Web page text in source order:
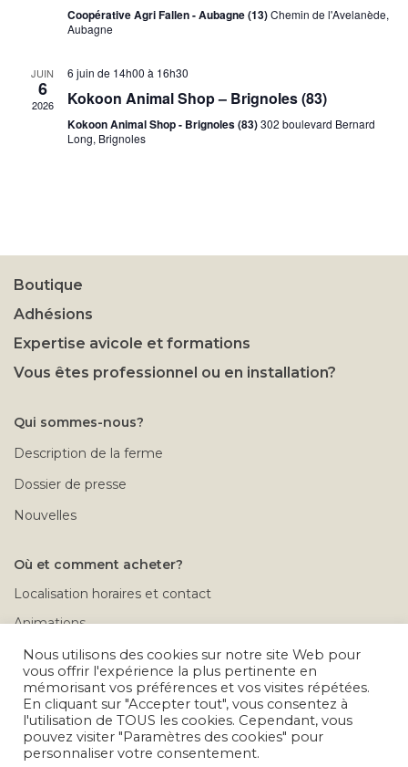
Coopérative Agri Fallen - Aubagne (13)Chemin de l'Avelanède,
Aubagne
JUIN
6
2026
6 juin de 14h00 à 16h30
Kokoon Animal Shop – Brignoles (83)
Kokoon Animal Shop - Brignoles (83)302 boulevard Bernard
Long, Brignoles
Boutique
Adhésions
Expertise avicole et formations
Vous êtes professionnel ou en installation?
Qui sommes-nous?
Description de la ferme
Dossier de presse
Nouvelles
Où et comment acheter?
Localisation horaires et contact
Animations
Rendez-vous à la ferme
Conditions de vente
Calendrier des déplacements
Problèmes après achat
Nous utilisons des cookies sur notre site Web pour
vous offrir l'expérience la plus pertinente en
mémorisant vos préférences et vos visites répétées.
En cliquant sur "Accepter tout", vous consentez à
l'utilisation de TOUS les cookies. Cependant, vous
pouvez visiter "Paramètres des cookies" pour
personnaliser votre consentement.